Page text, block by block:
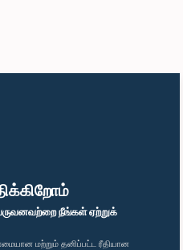
நீங்கள் ஏற்றுக்
மற்றும் தனிப்பட்ட ரீதியான